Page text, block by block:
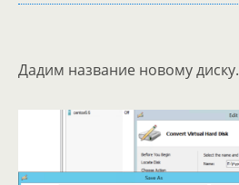
Дадим название новому диску.